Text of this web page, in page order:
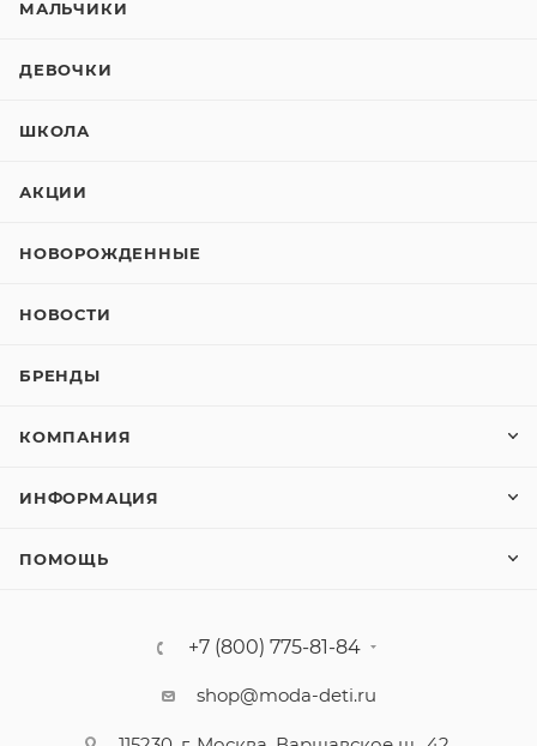
МАЛЬЧИКИ
ДЕВОЧКИ
ШКОЛА
АКЦИИ
НОВОРОЖДЕННЫЕ
НОВОСТИ
БРЕНДЫ
КОМПАНИЯ
ИНФОРМАЦИЯ
ПОМОЩЬ
+7 (800) 775-81-84
shop@moda-deti.ru